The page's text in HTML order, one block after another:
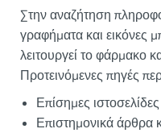
Στην αναζήτηση
γραφήματα και εικόνες
λειτουργεί το φάρμακο
Προτεινόμενες πηγές
Επίσημες
Επιστημονικά άρθρα